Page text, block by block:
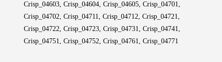
Crisp_04603, Crisp_04604, Crisp_04605, Crisp_04701,
Crisp_04702, Crisp_04711, Crisp_04712, Crisp_04721,
Crisp_04722, Crisp_04723, Crisp_04731, Crisp_04741,
Crisp_04751, Crisp_04752, Crisp_04761, Crisp_04771